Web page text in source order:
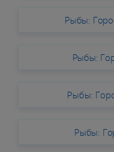
Рыбы:
Рыбы:
Рыбы:
Рыбы: